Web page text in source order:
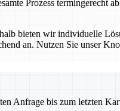
Prozess termingerecht
bieten wir individuelle
an. Nutzen Sie unser
Anfrage bis zum letzten